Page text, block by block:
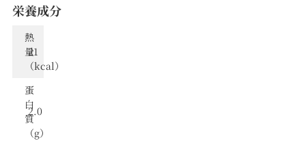
栄養成分
熱
量
（kcal）
21
蛋
⽩
質
（g）
2.0